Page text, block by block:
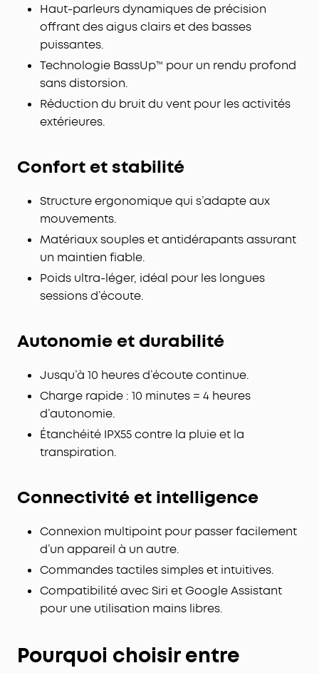
parleurs Racetrack de 20 mm × 11,5 mm de nos
écouteurs intra-auriculaires et la technologie
BassTurbo développée par Soundcore. Profitez
d'un son sans fil Hi-Res corsé, affiné par LDAC.
Recharge sans souci pour une utilisation
prolongée:
Placez l'étui sur un chargeur sans fil
pour une recharge nette et sans accroc. Ne vous
inquiétez plus avec 10 heures de musique
42 heures avec l'étui de charge.
Appels d'une clarté cristalline:
formation de faisceau et un algorithme d'IA de
pointe captent votre voix tout en filtrant le bruit.
Même dans les rues animées, vous êtes entendu
sans effort lors des appels importants.
Haut-parleurs dynamiques de précision
offrant des aigus clairs et des basses
puissantes.
Technologie BassUp™ pour un rendu profond
sans distorsion.
Réduction du bruit du vent pour les activités
extérieures.
Confort et stabilité
Structure ergonomique qui s’adapte aux
mouvements.
Matériaux souples et antidérapants assurant
un maintien fiable.
Poids ultra-léger, idéal pour les longues
sessions d’écoute.
Autonomie et durabilité
Jusqu’à 10 heures d’écoute continue.
Charge rapide : 10 minutes = 4 heures
d’autonomie.
Étanchéité IPX55 contre la pluie et la
transpiration.
Connectivité et intelligence
Connexion multipoint pour passer facilement
d’un appareil à un autre.
Commandes tactiles simples et intuitives.
Compatibilité avec Siri et Google Assistant
pour une utilisation mains libres.
Pourquoi choisir entre